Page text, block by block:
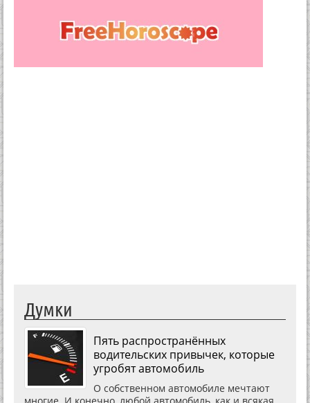
Думки
Пять распространённых
водительских привычек, которые
угробят автомобиль
О собственном автомобиле мечтают